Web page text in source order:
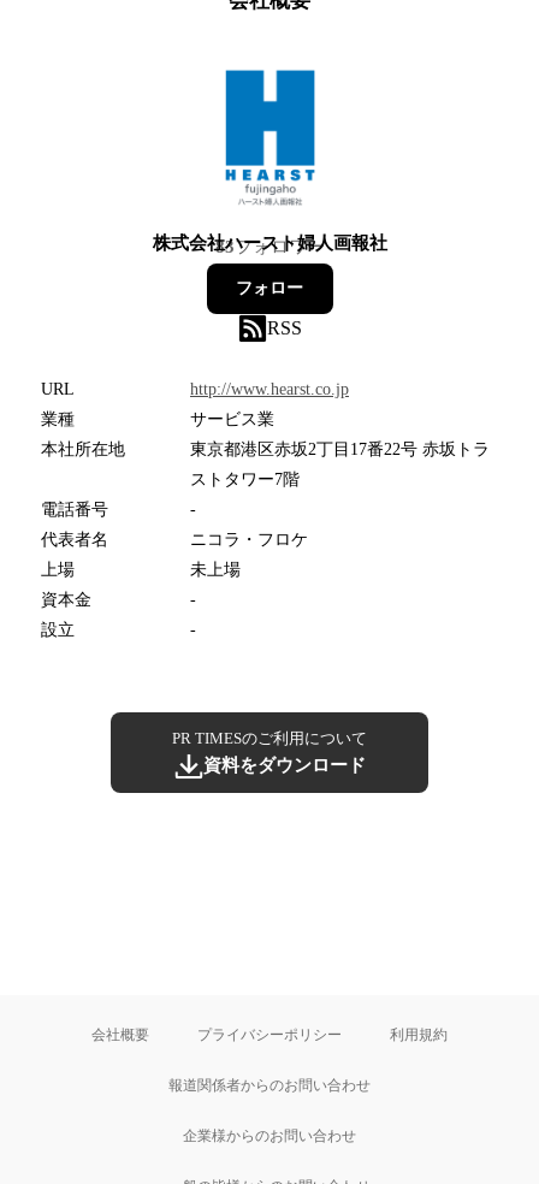
株式会社ハースト婦人画報社
83フォロワー
フォロー
RSS
URL
http://www.hearst.co.jp
業種
サービス業
本社所在地
東京都港区赤坂2丁目17番22号 赤坂トラ
ストタワー7階
電話番号
-
代表者名
ニコラ・フロケ
上場
未上場
資本金
-
設立
-
PR TIMESのご利用について
資料をダウンロード
会社概要 プライバシーポリシー 利用規約
報道関係者からのお問い合わせ
企業様からのお問い合わせ